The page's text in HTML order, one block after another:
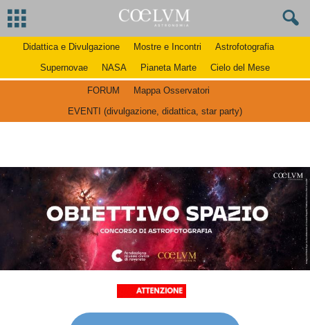
Didattica e Divulgazione Mostre e Incontri
Astrofotografia
Supernovae
NASA Pianeta Marte Cielo del Mese
FORUM
Mappa Osservatori
EVENTI (divulgazione, didattica, star party)